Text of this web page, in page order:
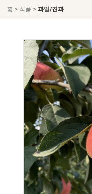
홈 > 식품 > 과일/견과